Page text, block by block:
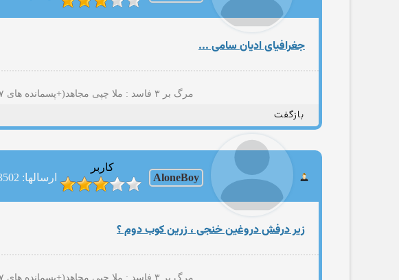
جغرافيای اديان سامی ...
مرگ بر ۳ فاسد : ملا چپی مجاهد(+پسمانده های ۵۷؛نایاک؛مصومه قمی؛حامد مجاهدیون؛مهتدی کهنه تروریست تجزیه طلب و شرکا)
بازگفت
AloneBoy
کاربر
ارسالها: 3502
زیر درفش دروغین خنجی ، زرین کوب دوم ؟
مرگ بر ۳ فاسد : ملا چپی مجاهد(+پسمانده های ۵۷؛نایاک؛مصومه قمی؛حامد مجاهدیون؛مهتدی کهنه تروریست تجزیه طلب و شرکا)